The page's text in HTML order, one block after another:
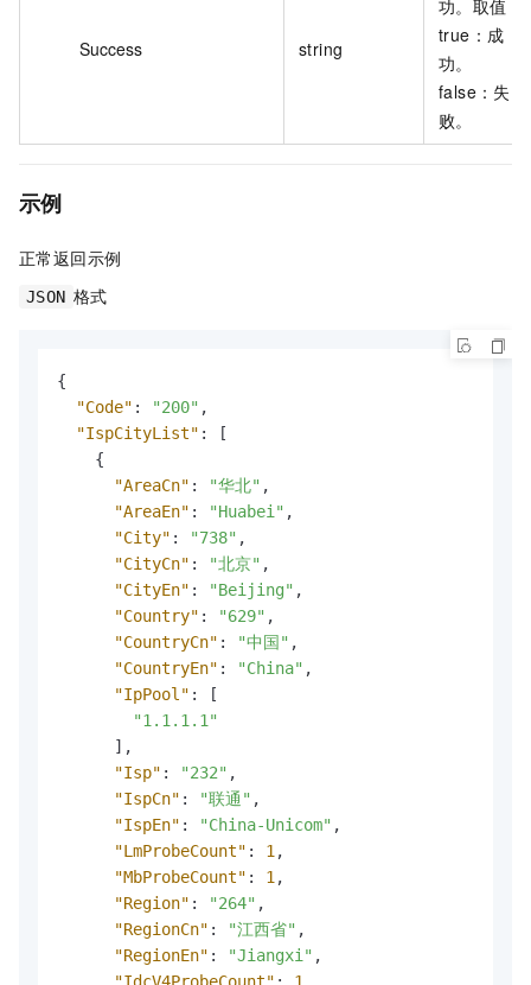
Success string
功。取值：
true：成
功。
false：失
败。
示例
正常返回示例
JSON 格式
{
"Code" : "200" ,
"IspCityList" :
[
{
"AreaCn" : "华北" ,
"AreaEn" : "Huabei" ,
"City" : "738" ,
"CityCn" : "北京" ,
"CityEn" : "Beijing" ,
"Country" : "629" ,
"CountryCn" : "中国" ,
"CountryEn" : "China" ,
"IpPool" :
[
"1.1.1.1"
] ,
"Isp" : "232" ,
"IspCn" : "联通" ,
"IspEn" : "China-Unicom" ,
"LmProbeCount" : 1 ,
"MbProbeCount" : 1 ,
"Region" : "264" ,
"RegionCn" : "江西省" ,
"RegionEn" : "Jiangxi" ,